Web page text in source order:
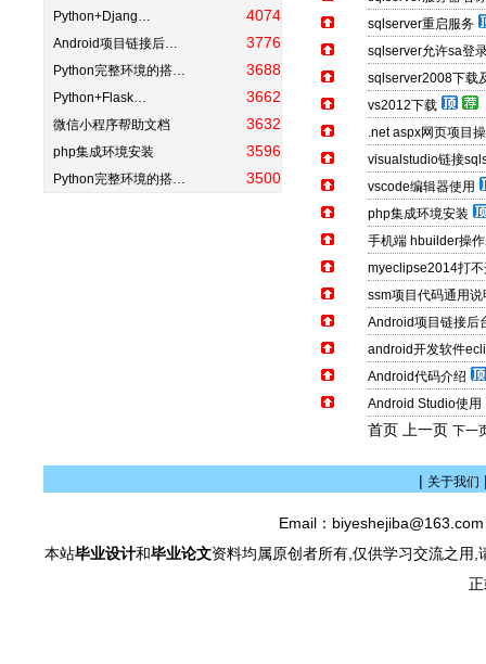
Python+Djang… 4074
Android项目链接后… 3776
Python完整环境的搭… 3688
Python+Flask… 3662
微信小程序帮助文档 3632
php集成环境安装 3596
Python完整环境的搭… 3500
sqlserver重启服务
sqlserver允许sa登
sqlserver2008下载
vs2012下载
.net aspx网页项目
visualstudio链接
vscode编辑器使用
php集成环境安装
手机端 hbuilder操
myeclipse2014打
ssm项目代码通用说
Android项目链接后
android开发软件
Android代码介绍
Android Studio使用
首页 上一页 下一
| 关于我们
Email：
本站毕业设计和毕业论文资料均属原创者所有,仅供学习交流之用